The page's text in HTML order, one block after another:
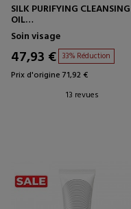
SILK PURIFYING CLEANSING
OIL
HUILE DE NETTOYAGE
Soin visage
47,93 € 33% Réduction
Prix d'origine 71,92 €
13 revues